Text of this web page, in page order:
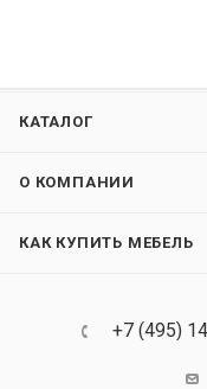
КАТАЛОГ
О КОМПАНИИ
КАК КУПИТЬ МЕБЕЛЬ
+7 (495)